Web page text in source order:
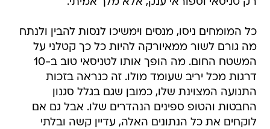
כל המומחים ניסו, מנסים וימשיכו לנסות להבין ולנתח
מה גורם לשור ממאיורקה להיות כל כך קטלני על
המשטח החום. מה הופך אותו לטניסאי טוב ב-10
דרגות מכל יריב שעומד מולו. זה כנראה בזכות
התנועה המצוינת שלו, כמובן שגם בגלל סגנון
החבטות והטופ ספינים הנהדרים שלו. אבל גם אם
לוקחים את כל הנתונים האלה, עדיין קשה ובלתי